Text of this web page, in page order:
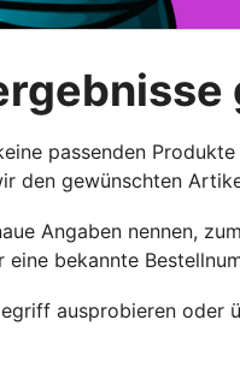
passenden
den gewünschten
Angaben nennen,
bekannte
ausprobieren oder